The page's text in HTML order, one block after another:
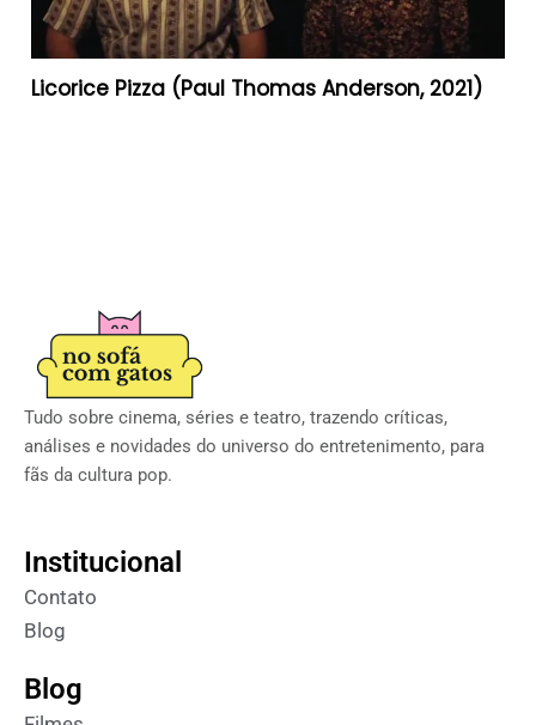
Licorice Pizza (Paul Thomas Anderson, 2021)
Tudo sobre cinema, séries e teatro, trazendo críticas,
análises e novidades do universo do entretenimento, para
fãs da cultura pop.
Institucional
Contato
Blog
Blog